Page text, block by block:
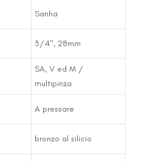
Sanha
3/4", 28mm
SA, V ed M /
multipinza
A pressare
bronzo al silicio